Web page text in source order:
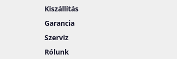
Kiszállítás
Garancia
Szerviz
Rólunk